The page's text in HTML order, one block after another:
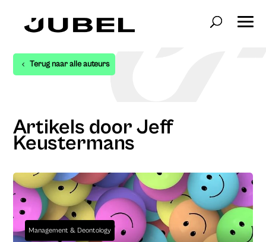
Terug naar alle auteurs
Artikels door Jeff
Keustermans
Management & Deontology